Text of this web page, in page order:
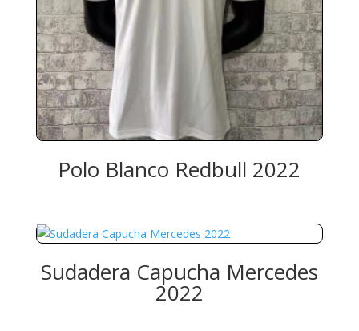
Polo Blanco Redbull 2022
Sudadera Capucha Mercedes
2022